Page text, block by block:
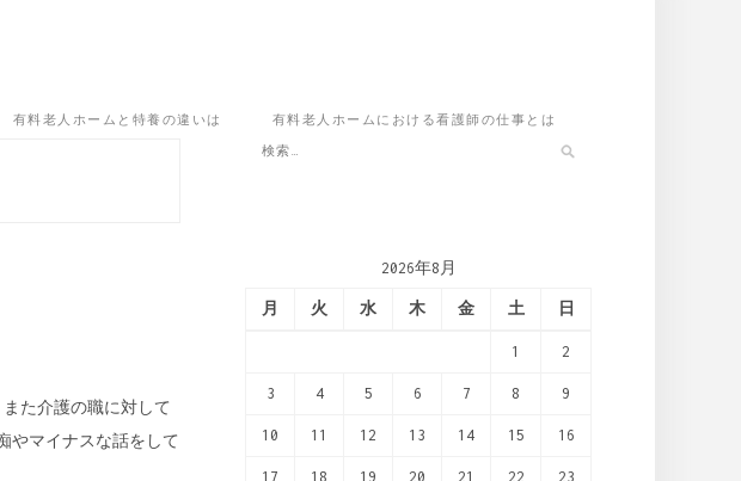
有料老人ホームと特養の違いは 有料老人ホームにおける看護師の仕事とは
た介護の職に対して
やマイナスな話をして
2026年8月
月 火 水 木 金 土 日
1 2
3 4 5 6 7 8 9
10 11 12 13 14 15 16
17 18 19 20 21 22 23